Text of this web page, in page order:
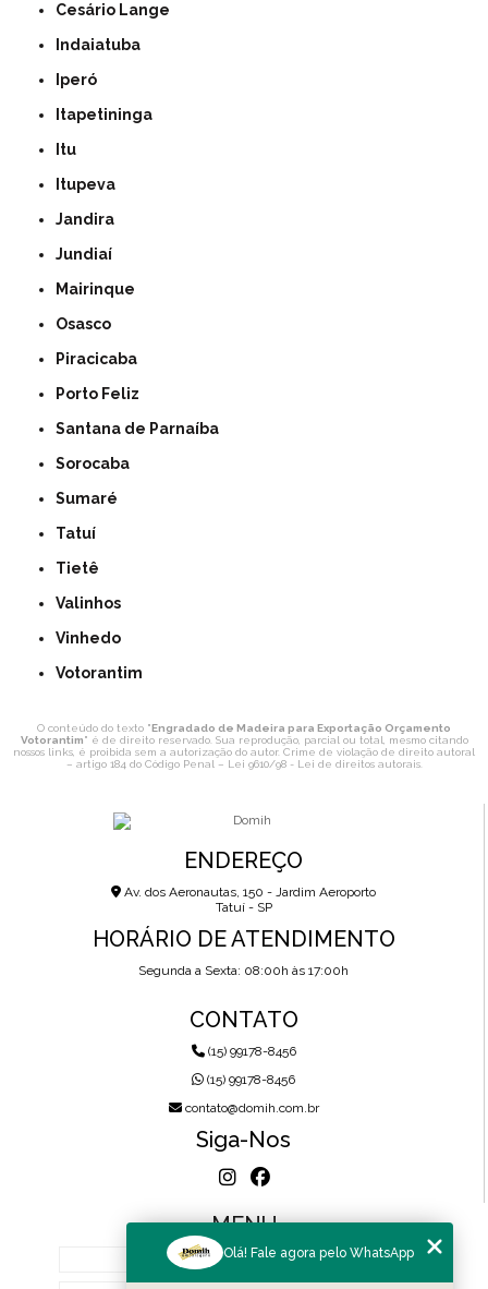
Cesário Lange
Indaiatuba
Iperó
Itapetininga
Itu
Itupeva
Jandira
Jundiaí
Mairinque
Osasco
Piracicaba
Porto Feliz
Santana de Parnaíba
Sorocaba
Sumaré
Tatuí
Tietê
Valinhos
Vinhedo
Votorantim
O conteúdo do texto "Engradado de Madeira para Exportação Orçamento
Votorantim" é de direito reservado. Sua reprodução, parcial ou total, mesmo citando
nossos links, é proibida sem a autorização do autor. Crime de violação de direito autoral
– artigo 184 do Código Penal – Lei 9610/98 - Lei de direitos autorais.
ENDEREÇO
Av. dos Aeronautas, 150 - Jardim Aeroporto
Tatuí - SP
HORÁRIO DE ATENDIMENTO
Segunda a Sexta: 08:00h às 17:00h
CONTATO
(15) 99178-8456
(15) 99178-8456
contato@domih.com.br
Siga-Nos
MENU
HOME
Olá! Fale agora pelo WhatsApp